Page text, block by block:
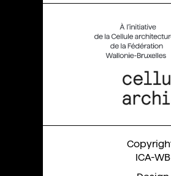
ICA-WB